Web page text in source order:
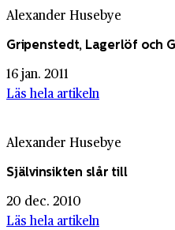
Alexander Husebye
Gripenstedt, Lagerlöf och
16 jan. 2011
Läs hela artikeln
Alexander Husebye
Självinsikten slår till
20 dec. 2010
Läs hela artikeln